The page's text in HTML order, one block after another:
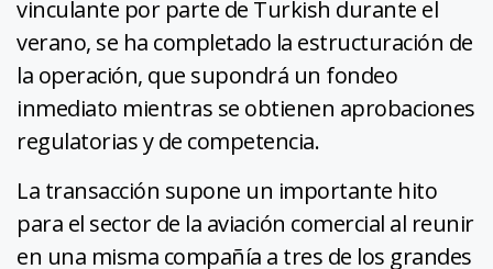
vinculante por parte de Turkish durante el
verano, se ha completado la estructuración de
la operación, que supondrá un fondeo
inmediato mientras se obtienen aprobaciones
regulatorias y de competencia.
La transacción supone un importante hito
para el sector de la aviación comercial al reunir
en una misma compañía a tres de los grandes